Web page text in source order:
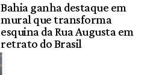
Bahia ganha destaque em
mural que transforma
esquina da Rua Augusta em
retrato do Brasil